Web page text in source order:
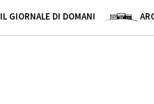
IL GIORNALE DI DOMANI